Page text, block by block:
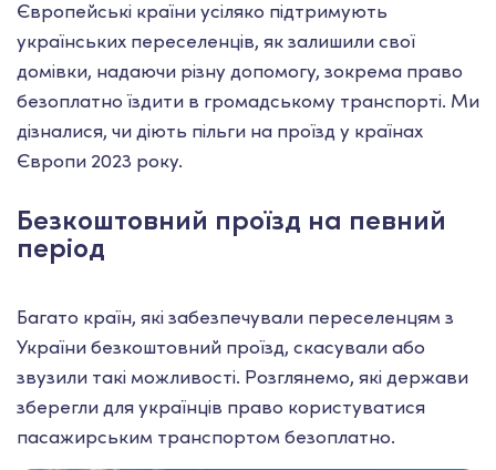
Європейські країни усіляко підтримують
українських переселенців, як залишили свої
домівки, надаючи різну допомогу, зокрема право
безоплатно їздити в громадському транспорті. Ми
дізналися, чи діють пільги на проїзд у країнах
Європи 2023 року.
Безкоштовний проїзд на певний
період
Багато країн, які забезпечували переселенцям з
України безкоштовний проїзд, скасували або
звузили такі можливості. Розглянемо, які держави
зберегли для українців право користуватися
пасажирським транспортом безоплатно.